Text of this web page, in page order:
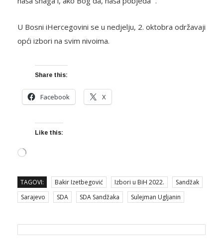
U Bosni iHercegovini se u nedjelju, 2. oktobra održavaji
opći izbori na svim nivoima.
Share this:
Facebook X
Like this:
Loading…
TAGOVI: Bakir Izetbegović Izbori u BiH 2022.
Sandžak
Sarajevo
SDA SDA Sandžaka Sulejman Ugljanin